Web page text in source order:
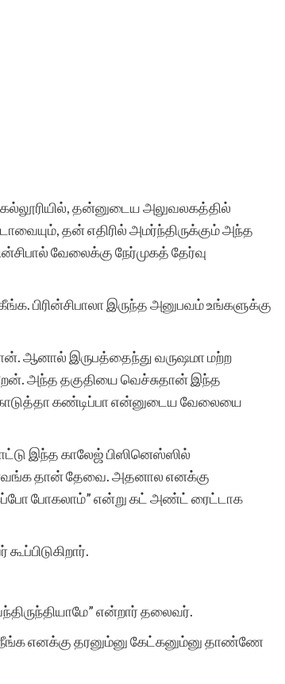
தன்னுடைய அலுவலகத்தில்
தன் எதிரில் அமர்ந்திருக்கும் அந்த
வேலைக்கு நேர்முகத் தேர்வு
பிரின்சிபாலா இருந்த அனுபவம் உங்களுக்கு
ஆனால் இருபத்தைந்து வருஷமா மற்ற
அந்த தகுதியை வெச்சுதான் இந்த
கண்டிப்பா என்னுடைய வேலையை
இந்த காலேஜ் பிஸினெஸ்ஸில்
தான் தேவை. அதனால எனக்கு
போகலாம்” என்று கட் அண்ட் ரைட்டாக
என்றார் தலைவர்.
எனக்கு தரனும்னு கேட்கனும்னு தாண்ணே